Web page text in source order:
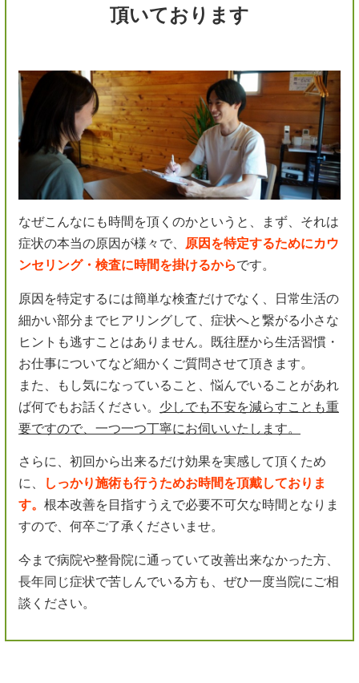
頂いております
なぜこんなにも時間を頂くのかというと、まず、それは
症状の本当の原因が様々で、 原因を特定するためにカウ
ンセリング・検査に時間を掛けるからです。
原因を特定するには簡単な検査だけでなく、日常生活の
細かい部分までヒアリングして、症状へと繋がる小さな
ヒントも逃すことはありません。既往歴から生活習慣・
お仕事についてなど細かくご質問させて頂きます。
また、もし気になっていること、悩んでいることがあれ
ば何でもお話ください。 少しでも不安を減らすことも重
要ですので、一つ一つ丁寧にお伺いいたします。
さらに、初回から出来るだけ効果を実感して頂くため
に、
しっかり施術も行うためお時間を頂戴しておりま
す。 根本改善を目指すうえで必要不可欠な時間となりま
すので、何卒ご了承くださいませ。
今まで病院や整骨院に通っていて改善出来なかった方、
長年同じ症状で苦しんでいる方も、ぜひ一度当院にご相
談ください。